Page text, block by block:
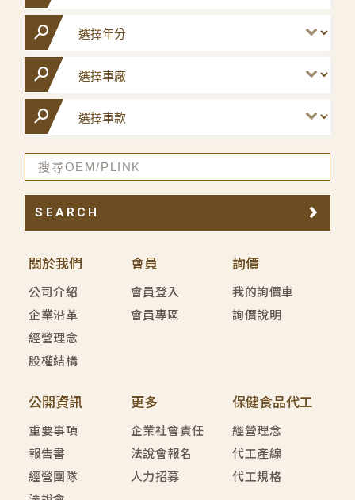
關於我們
公司介紹
企業沿革
經營理念
股權結構
會員
會員登入
會員專區
詢價
我的詢價車
詢價說明
公開資訊
重要事項
報告書
經營團隊
更多
企業社會責任
法說會報名
人力招募
保健食品代工
經營理念
代工產線
代工規格
SEARCH